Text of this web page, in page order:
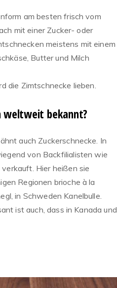
am besten frisch vom
mit einer Zucker- oder
meistens mit einem
Butter und Milch
die Zimtschnecke lieben.
weltweit bekannt?
auch Zuckerschnecke. In
von Backfilialisten wie
Hier heißen sie
Regionen brioche à la
in Schweden Kanelbulle.
ist auch, dass in Kanada und